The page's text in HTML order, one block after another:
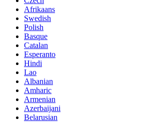
Afrikaans
Swedish
Polish
Basque
Catalan
Esperanto
Hindi
Lao
Albanian
Amharic
Armenian
Azerbaijani
Belarusian